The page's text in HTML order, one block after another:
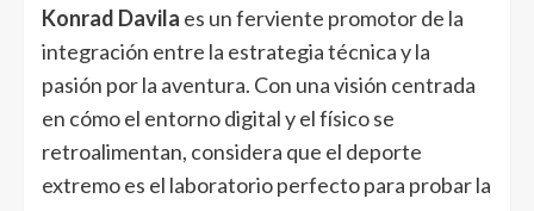
Konrad Davila es un ferviente promotor de la
integración entre la estrategia técnica y la
pasión por la aventura. Con una visión centrada
en cómo el entorno digital y el físico se
retroalimentan, considera que el deporte
extremo es el laboratorio perfecto para probar la